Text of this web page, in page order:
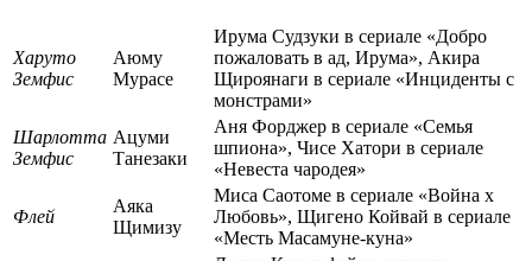
Харуто
Земфис
Аюму
Мурасе
Ирума Судзуки в сериале «Добро
пожаловать в ад, Ирума», Акира
Щироянаги в сериале «Инциденты с
монстрами»
Шарлотта
Земфис
Ацуми
Танезаки
Аня Форджер в сериале «Семья
шпиона», Чисе Хатори в сериале
«Невеста чародея»
Флей
Аяка
Щимизу
Миса Саотоме в сериале «Война x
Любовь», Щигено Койвай в сериале
«Месть Масамуне-куна»